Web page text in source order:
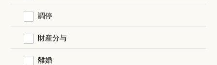
調停
財産分与
離婚